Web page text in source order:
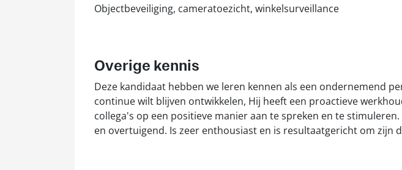
Objectbeveiliging, cameratoezicht, winkelsurveillance
Overige kennis
Deze kandidaat hebben we leren kennen als een ondernemend
continue wilt blijven ontwikkelen, Hij heeft een proactieve
collega's op een positieve manier aan te spreken en te
en overtuigend. Is zeer enthousiast en is resultaatgericht om zijn